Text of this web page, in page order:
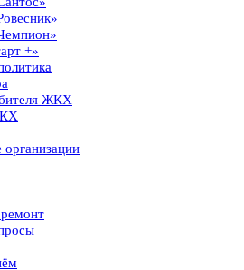
+»
ЖКХ